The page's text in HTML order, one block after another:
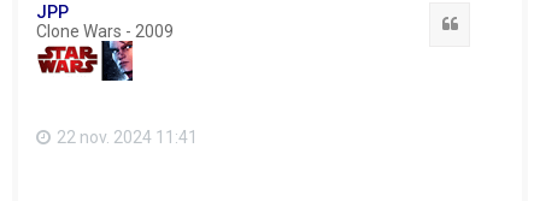
JPP
Clone Wars - 2009
22 nov. 2024 11:41